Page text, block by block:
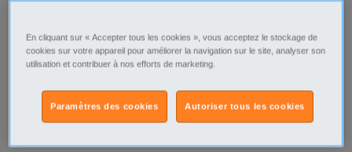
Montpellier
Montpellier - 34000
Description
En cliquant sur « Accepter tous les cookies », vous acceptez le stockage de
cookies sur votre appareil pour améliorer la navigation sur le site, analyser son
utilisation et contribuer à nos efforts de marketing.
Autoriser tous les cookies
Paramètres des cookies